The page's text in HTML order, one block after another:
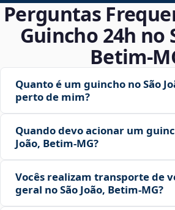
Perguntas
Guincho 24h no
Quanto é um guincho no São
perto de mim?
Quando devo acionar um
João, Betim‑MG?
Vocês realizam transporte de
geral no São João, Betim‑MG?